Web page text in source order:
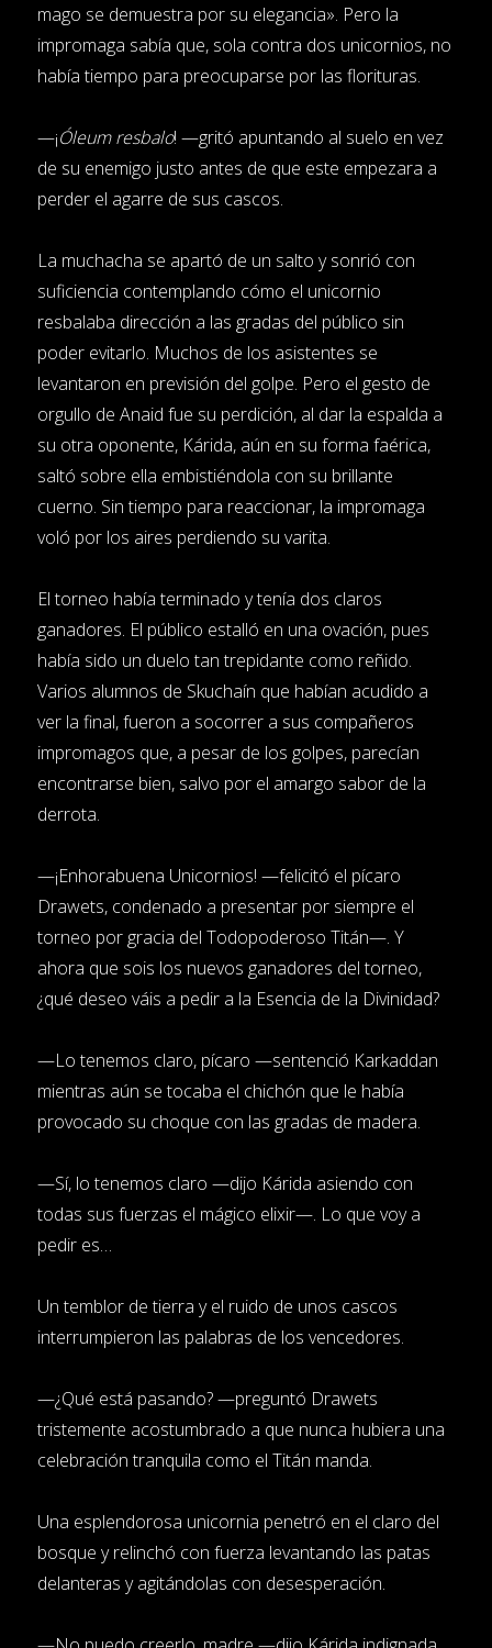
mago se demuestra por su elegancia». Pero la
impromaga sabía que, sola contra dos unicornios, no
había tiempo para preocuparse por las florituras.
—¡Óleum resbalo! —gritó apuntando al suelo en vez
de su enemigo justo antes de que este empezara a
perder el agarre de sus cascos.
La muchacha se apartó de un salto y sonrió con
suficiencia contemplando cómo el unicornio
resbalaba dirección a las gradas del público sin
poder evitarlo. Muchos de los asistentes se
levantaron en previsión del golpe. Pero el gesto de
orgullo de Anaid fue su perdición, al dar la espalda a
su otra oponente, Kárida, aún en su forma faérica,
saltó sobre ella embistiéndola con su brillante
cuerno. Sin tiempo para reaccionar, la impromaga
voló por los aires perdiendo su varita.
El torneo había terminado y tenía dos claros
ganadores. El público estalló en una ovación, pues
había sido un duelo tan trepidante como reñido.
Varios alumnos de Skuchaín que habían acudido a
ver la final, fueron a socorrer a sus compañeros
impromagos que, a pesar de los golpes, parecían
encontrarse bien, salvo por el amargo sabor de la
derrota.
—¡Enhorabuena Unicornios! —felicitó el pícaro
Drawets, condenado a presentar por siempre el
torneo por gracia del Todopoderoso Titán—. Y
ahora que sois los nuevos ganadores del torneo,
¿qué deseo váis a pedir a la Esencia de la Divinidad?
—Lo tenemos claro, pícaro —sentenció Karkaddan
mientras aún se tocaba el chichón que le había
provocado su choque con las gradas de madera.
—Sí, lo tenemos claro —dijo Kárida asiendo con
todas sus fuerzas el mágico elixir—. Lo que voy a
pedir es…
Un temblor de tierra y el ruido de unos cascos
interrumpieron las palabras de los vencedores.
—¿Qué está pasando? —preguntó Drawets
tristemente acostumbrado a que nunca hubiera una
celebración tranquila como el Titán manda.
Una esplendorosa unicornia penetró en el claro del
bosque y relinchó con fuerza levantando las patas
delanteras y agitándolas con desesperación.